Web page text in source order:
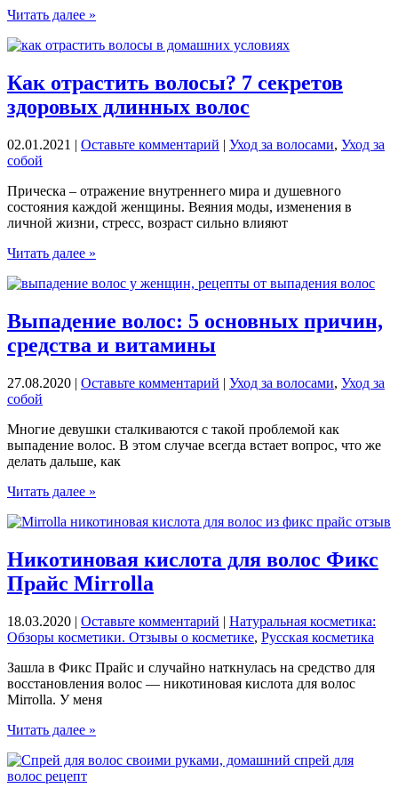
Тот
случай,
мне
нравится
состав.
от
выпадения
Флоресан
«Репейник»
Читать далее »
Как отрастить волосы? 7 секретов
здоровых длинных волос
02.01.2021 | Оставьте комментарий | Уход за волосами, Уход за
собой
Прическа – отражение внутреннего мира и душевного
состояния каждой женщины. Веяния моды, изменения в
личной жизни, стресс, возраст сильно влияют
Как
волосы?
секретов
здоровых
длинных
Читать далее »
Выпадение волос: 5 основных причин,
средства и витамины
27.08.2020 | Оставьте комментарий | Уход за волосами, Уход за
собой
Многие девушки сталкиваются с такой проблемой как
выпадение волос. В этом случае всегда встает вопрос, что же
делать дальше, как
Выпадение
5
причин,
средства
и
Читать далее »
Никотиновая кислота для волос Фикс
Прайс Mirrolla
18.03.2020 | Оставьте комментарий | Натуральная косметика:
Обзоры косметики. Отзывы о косметике, Русская косметика
Зашла в Фикс Прайс и случайно наткнулась на средство для
восстановления волос — никотиновая кислота для волос
Mirrolla. У меня
Никотиновая
для
волос
Читать далее »